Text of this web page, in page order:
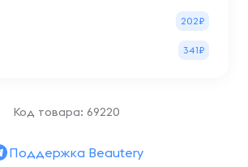
202₽
341₽
Код товара: 69220
Поддержка Beautery